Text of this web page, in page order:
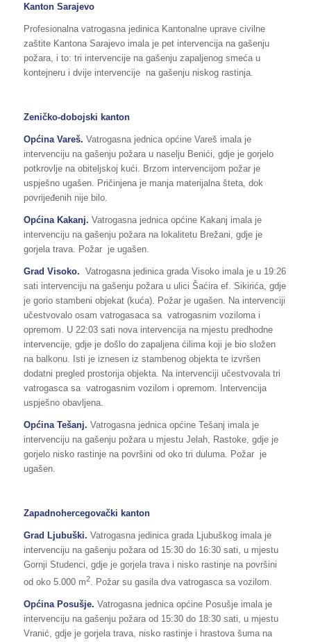
Kanton Sarajevo
Profesionalna vatrogasna jedinica Kantonalne uprave civilne
zaštite Kantona Sarajevo imala je pet intervencija na gašenju
požara, i to: tri intervencije na gašenju zapaljenog smeća u
kontejneru i dvije intervencije na gašenju niskog rastinja.
Zeničko-dobojski kanton
Općina Vareš. Vatrogasna jednica općine Vareš imala je
intervenciju na gašenju požara u naselju Benići, gdje je gorjelo
potkrovlje na obiteljskoj kući. Brzom intervencijom požar je
uspješno ugašen. Pričinjena je manja materijalna šteta, dok
povrijeđenih nije bilo.
Općina Kakanj. Vatrogasna jednica općine Kakanj imala je
intervenciju na gašenju požara na lokalitetu Brežani, gdje je
gorjela trava. Požar je ugašen.
Grad Visoko. Vatrogasna jedinica grada Visoko imala je u 19:26
sati intervenciju na gašenju požara u ulici Šaćira ef. Sikirića, gdje
je gorio stambeni objekat (kuća). Požar je ugašen. Na intervenciji
učestvovalo osam vatrogasaca sa vatrogasnim voziloma i
opremom. U 22:03 sati nova intervencija na mjestu predhodne
intervencije, gdje je došlo do zapaljena ćilima koji je bio složen
na balkonu. Isti je iznesen iz stambenog objekta te izvršen
dodatni pregled prostorija objekta. Na intervenciji učestvovala tri
vatrogasca sa vatrogasnim vozilom i opremom. Intervencija
uspješno obavljena.
Općina Tešanj. Vatrogasna jednica općine Tešanj imala je
intervenciju na gašenju požara u mjestu Jelah, Rastoke, gdje je
gorjelo nisko rastinje na površini od oko tri duluma. Požar je
ugašen.
Zapadnohercegovački kanton
Grad Ljubuški. Vatrogasna jedinica grada Ljubuškog imala je
intervenciju na gašenju požara od 15:30 do 16:30 sati, u mjestu
Gornji Studenci, gdje je gorjela trava i nisko rastinje na površini
od oko 5.000 m2. Požar su gasila dva vatrogasca sa vozilom.
Općina Posušje. Vatrogasna jednica općine Posušje imala je
intervenciju na gašenju požara od 15:30 do 18:30 sati, u mjestu
Vranić, gdje je gorjela trava, nisko rastinje i hrastova šuma na